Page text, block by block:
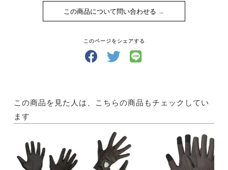
この商品について問い合わせる
このページをシェアする
この商品を見た人は、こちらの商品もチェックしてい
ます